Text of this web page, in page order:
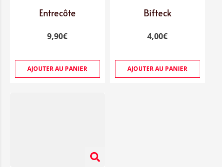
Entrecôte
9,90€
AJOUTER AU PANIER
Bifteck
4,00€
AJOUTER AU PANIER